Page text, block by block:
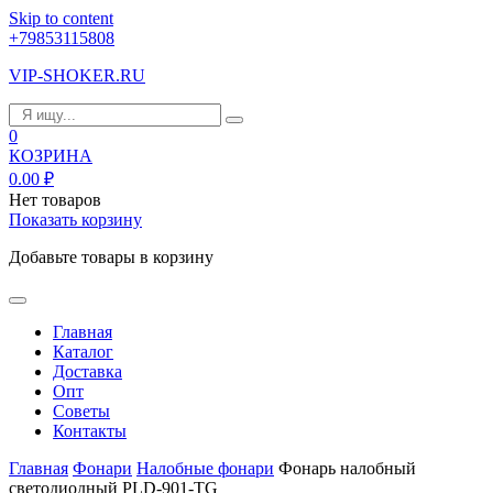
Skip to content
+79853115808
VIP-SHOKER.RU
0
КОЗРИНА
0.00 ₽
Нет товаров
Показать корзину
Добавьте товары в корзину
Главная
Каталог
Доставка
Опт
Советы
Контакты
Главная Фонари Налобные фонари Фонарь налобный
светодиодный PLD-901-TG